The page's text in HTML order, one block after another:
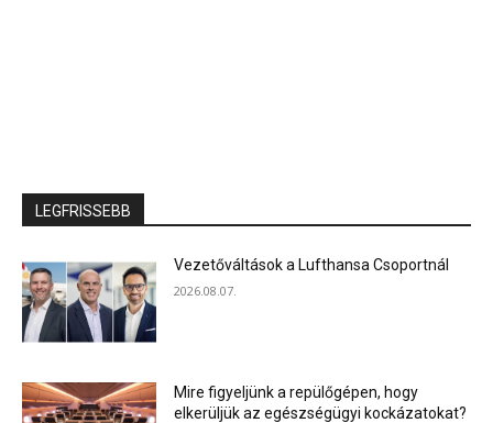
LEGFRISSEBB
Vezetőváltások a Lufthansa Csoportnál
2026.08.07.
Mire figyeljünk a repülőgépen, hogy
elkerüljük az egészségügyi kockázatokat?